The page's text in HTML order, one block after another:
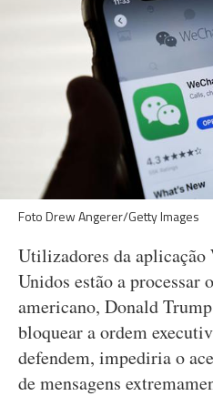
Foto Drew Angerer/Getty Images
Utilizadores da aplicação
Unidos estão a processar
americano, Donald
bloquear a ordem
defendem, impediria o
de mensagens